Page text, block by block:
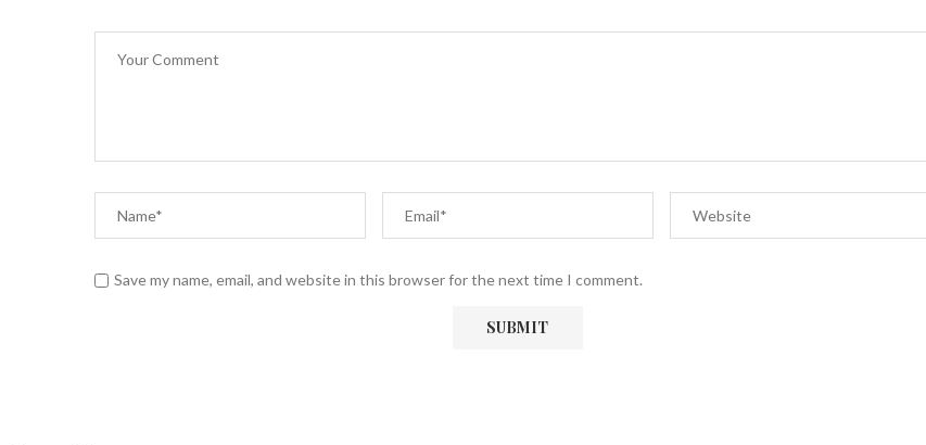
Save my name, email, and website in this browser for the next time I comment.